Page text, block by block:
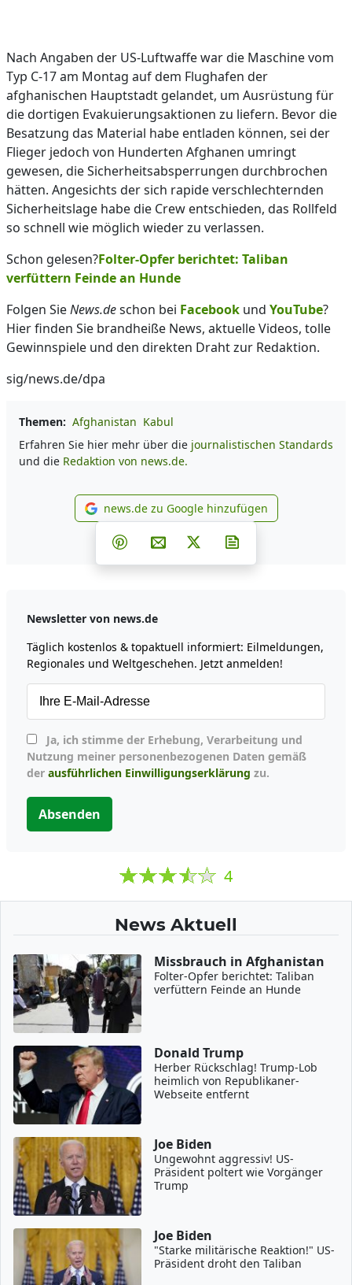
Nach Angaben der US-Luftwaffe war die Maschine vom
Typ C-17 am Montag auf dem Flughafen der
afghanischen Hauptstadt gelandet, um Ausrüstung für
die dortigen Evakuierungsaktionen zu liefern. Bevor die
Besatzung das Material habe entladen können, sei der
Flieger jedoch von Hunderten Afghanen umringt
gewesen, die Sicherheitsabsperrungen durchbrochen
hätten. Angesichts der sich rapide verschlechternden
Sicherheitslage habe die Crew entschieden, das Rollfeld
so schnell wie möglich wieder zu verlassen.
Schon gelesen?Folter-Opfer berichtet: Taliban
verfüttern Feinde an Hunde
Folgen SieNews.deschon bei Facebook und YouTube?
Hier finden Sie brandheiße News, aktuelle Videos, tolle
Gewinnspiele und den direkten Draht zur Redaktion.
sig/news.de/dpa
Themen: Afghanistan Kabul
Erfahren Sie hier mehr über die journalistischen Standards
und die Redaktion von news.de.
news.de zu Google
news.de zu Google hinzufügen
Teilen auf Facebook
Teilen auf Whatsapp
Teilen auf Telegram
Teilen auf Pinterest
Per E-Mail teilen
Post auf X
Newsletter von news.de
Täglich kostenlos & topaktuell informiert: Eilmeldungen,
Regionales und Weltgeschehen. Jetzt anmelden!
Nutzung meiner personenbezogenen Daten gemäß
der ausführlichen Einwilligungserklärung zu.
Absenden
4
News Aktuell
Missbrauch in Afghanistan
Folter-Opfer berichtet: Taliban
verfüttern Feinde an Hunde
Donald Trump
Herber Rückschlag! Trump-Lob
heimlich von Republikaner-
Webseite entfernt
Joe Biden
Ungewohnt aggressiv! US-
Präsident poltert wie Vorgänger
Trump
Joe Biden
"Starke militärische Reaktion!" US-
Präsident droht den Taliban